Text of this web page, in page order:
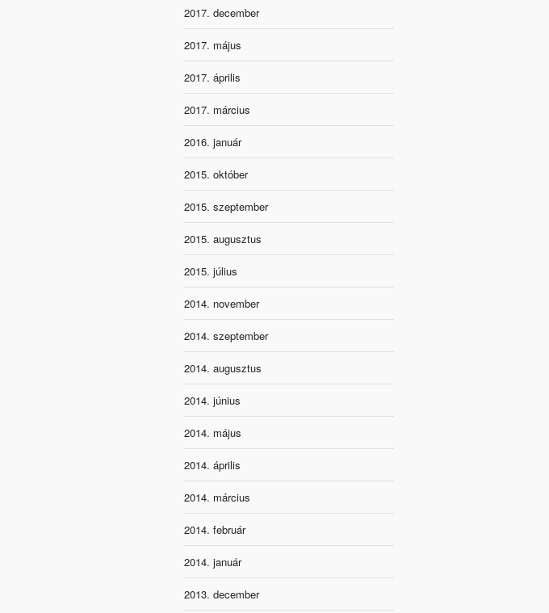
2017. december
2017. május
2017. április
2017. március
2016. január
2015. október
2015. szeptember
2015. augusztus
2015. július
2014. november
2014. szeptember
2014. augusztus
2014. június
2014. május
2014. április
2014. március
2014. február
2014. január
2013. december